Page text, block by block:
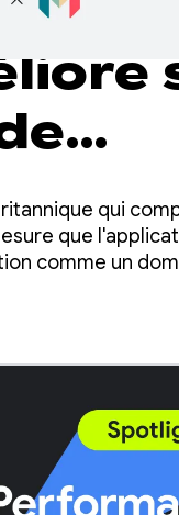
qui
que
comme un
importantes